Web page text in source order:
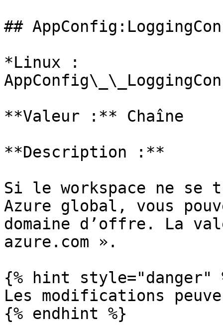
##
*Linux :
**Valeur :** Chaîne
**Description :**
Si le workspace ne se
Azure global, vous
domaine d’offre. La
azure.com ».
{% hint style="danger"
Les modifications
{% endhint %}